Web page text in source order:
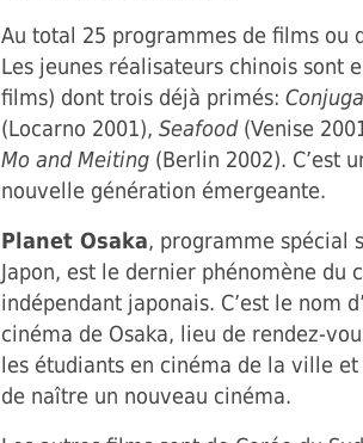
Au total 25 programmes de films ou
Les jeunes réalisateurs chinois sont
films) dont trois déjà primés:
(Locarno 2001), Seafood(Venise
Mo and Meiting (Berlin 2002). C’est
nouvelle génération émergeante.
Planet Osaka, programme spécial
Japon, est le dernier phénomène du
indépendant japonais. C’est le nom
cinéma de Osaka, lieu de rendez-
les étudiants en cinéma de la ville
de naître un nouveau cinéma.